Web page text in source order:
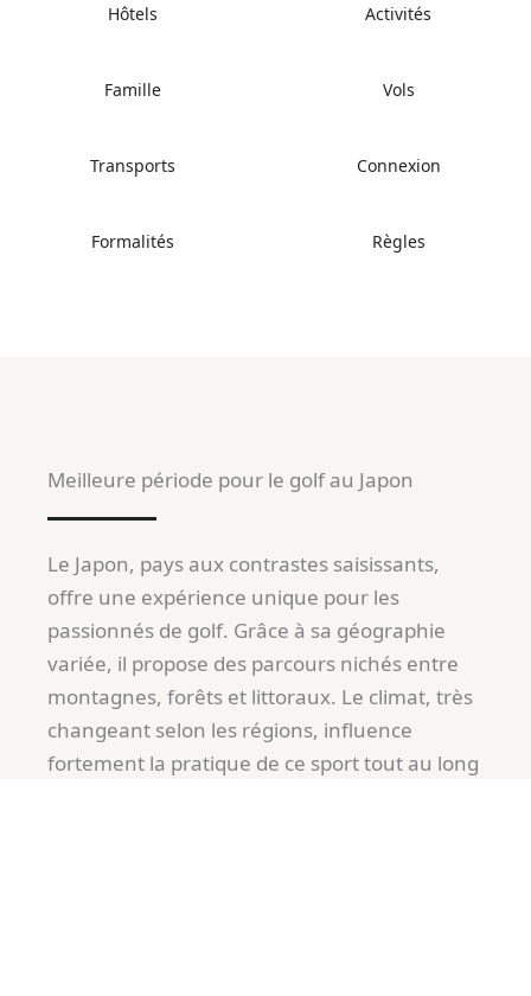
Hôtels Activités
Famille Vols
Transports Connexion
Formalités Règles
Meilleure période pour le golf au Japon
Le Japon, pays aux contrastes saisissants,
offre une expérience unique pour les
passionnés de golf. Grâce à sa géographie
variée, il propose des parcours nichés entre
montagnes, forêts et littoraux. Le climat, très
changeant selon les régions, influence
fortement la pratique de ce sport tout au long